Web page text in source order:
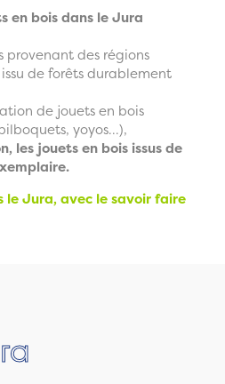
en bois dans le Jura
des régions
de forêts durablement
de jouets en bois
yoyos...),
les jouets en bois issus de
le Jura, avec le savoir faire